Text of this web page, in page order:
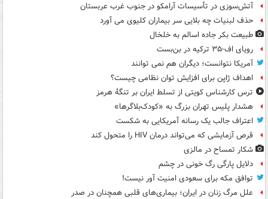
آتش‌سوزی در تأسیسات آرامکو در جنوب غرب عربستان
حذف لبنیات چه بلایی سر بیماران کلیوی می آورد
طبیعت بکر جاده اسالم به خلخال
رویای اف-۳۵ ترکیه در بن‌بست
آمریکا نتوانست؛ دیگران هم نمی توانند
اهداف ژاپن برای افزایش توان نظامی چیست؟
ترس کارشناس کویتی از تسلط ایران بر تنگۀ هرمز
هشدار پلیس تهران بزرگ به «کودک‌بلاگرها»
اعتراف جالب یک رسانه آمریکایی به شکست
قرص آزمایشی که می‌تواند درمان HIV را متحول کند
شکار تمساح در مالزی
دلایل پارگی رگ خونی در چشم
توافق مکه برای سعودی امنیت آور نیست!
علل مرگ زنان در ایران؛ بیماری‌های قلبی همچنان در صدر